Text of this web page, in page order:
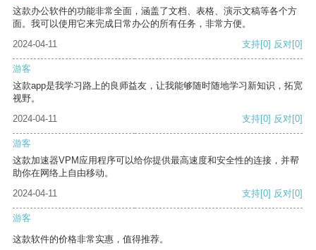
这款办公软件的功能非常全面，涵盖了文档、表格、演示文稿等各个方
面。我可以使用它来完成日常办公的所有任务，非常方便。
2024-04-11
支持[0] 反对[0]
游客
这款app是我学习路上的良师益友，让我能够随时随地学习新知识，拓宽
视野。
2024-04-11
支持[0] 反对[0]
游客
这款加速器VPM应用程序可以给你提供最高速度和安全性的连接，并帮
助你在网络上自由移动。
2024-04-11
支持[0] 反对[0]
游客
这款软件的价格非常实惠，值得推荐。